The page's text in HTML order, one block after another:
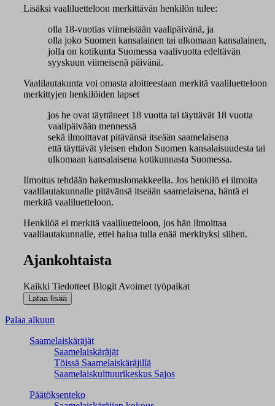
Lisäksi vaaliluetteloon merkittävän henkilön tulee:
olla 18-vuotias viimeistään vaalipäivänä, ja
olla joko Suomen kansalainen tai ulkomaan kansalainen,
jolla on kotikunta Suomessa vaalivuotta edeltävän
syyskuun viimeisenä päivänä.
Vaalilautakunta voi omasta aloitteestaan merkitä vaaliluetteloon
merkittyjen henkilöiden lapset
jos he ovat täyttäneet 18 vuotta tai täyttävät 18 vuotta
vaalipäivään mennessä
sekä ilmoittavat pitävänsä itseään saamelaisena
että täyttävät yleisen ehdon Suomen kansalaisuudesta tai
ulkomaan kansalaisena kotikunnasta Suomessa.
Ilmoitus tehdään hakemuslomakkeella. Jos henkilö ei ilmoita
vaalilautakunnalle pitävänsä itseään saamelaisena, häntä ei
merkitä vaaliluetteloon.
Henkilöä ei merkitä vaaliluetteloon, jos hän ilmoittaa
vaalilautakunnalle, ettei halua tulla enää merkityksi siihen.
Ajankohtaista
Kaikki Tiedotteet Blogit Avoimet työpaikat
Palaa alkuun
Saamelaiskäräjät
Saamelaiskäräjät
Töissä Saamelaiskäräjillä
Saamelaiskulttuuri­keskus Sajos
Päätöksenteko